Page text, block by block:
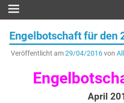
Engelbotschaft für den
Veröffentlicht am29/04/2016von
April